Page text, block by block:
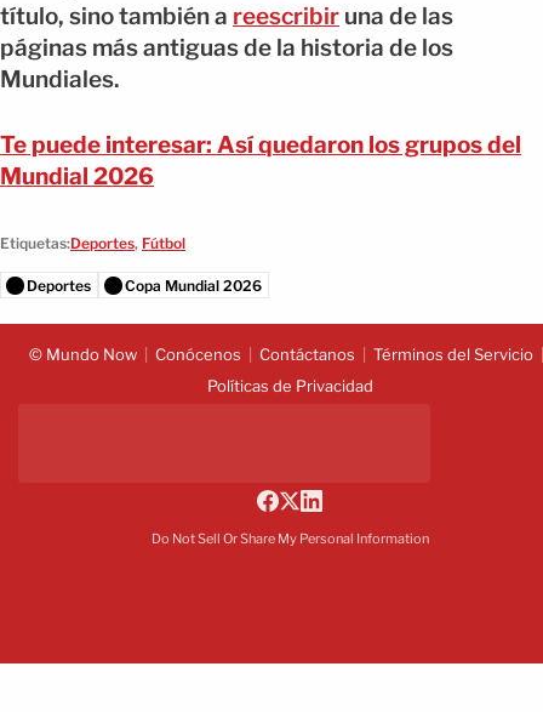
título, sino también a reescribir una de las
páginas más antiguas de la historia de los
Mundiales.
Te puede interesar: Así quedaron los grupos del
Mundial 2026
Etiquetas:Deportes, Fútbol
Deportes Copa Mundial 2026
© Mundo Now Conócenos Contáctanos
Términos del Servicio
Políticas de Privacidad
Do Not Sell Or Share My Personal Information